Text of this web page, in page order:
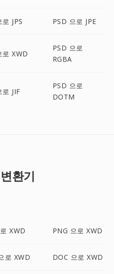
JPS PSD 으로 JPE
로 XWD
PSD 으로
RGBA
로 JIF
PSD 으로
DOTM
환기
XWD PNG 으로 XWD
로 XWD DOC 으로 XWD